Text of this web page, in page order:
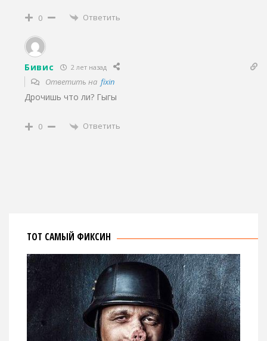
0 Ответить
Бивис 2 лет назад
Ответить на fixin
Дрочишь что ли? Гыгы
0 Ответить
ТОТ САМЫЙ ФИКСИН